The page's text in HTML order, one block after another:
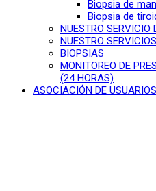
Biopsia de
Biopsia de
NUESTRO SERVICIO
NUESTRO
BIOPSIAS
MONITOREO DE
(24 HORAS)
ASOCIACIÓN DE USUARIOS